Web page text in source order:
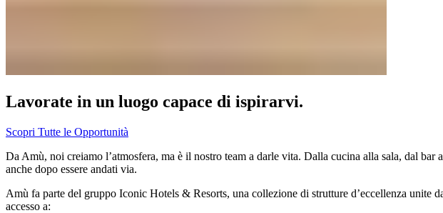
Lavorate in un luogo capace di ispirarvi.​​​​‌ ‍ ​‍​‍‌‍ ‌ ​‍‌‍‍‌‌‍‌ ‌‍‍‌‌‍ ‍​‍​‍​ ‍‍​‍​‍‌ ​ ‌‍​‌‌‍ ‍‌‍‍‌‌ ‌​‌ ‍‌​‍ ‍‌‍‍‌‌‍ ​‍​‍​‍ ​​‍​‍‌‍‍​‌ ​‍‌‍‌‌‌‍‌‍​‍​‍​ ‍‍​‍​‍‌‍‍​‌ ‌​‌ ‌​‌ ​​‌ ​ ​ ‍‍​‍ ​‍ ‌‍ ​​‍ ‌‌‍​‌‌‍ ‍‌‍‌​​‍ ‌‌ ​‍​‍ ‌‌‍‍​‌‍ ‌ ‌​‌‍‌‌‌‍ ​‌ ​ ​‍ ‌‌ ​ ‌ ‌​‌ ‌‌‌‍‌​‌‍‍‌‌‍ ​‍ ‍‌ ‌‍‌‍‌‌‌ ​‍‌‍​ ‌‍‌‌‌‍ ​​‍ ‍‌‍​‌‌ ​​‌ ​​​‍ ‌‍‍‌‌‍ ‍‌ ‌​‌‍‌‌‌‍ ‍‌ ‌​​‍ ‌‍‌‌‌‍‌​‌‍‍‌‌ ‌​​‍ ‌‍ ‌‌‍ ‌‍‌​‌‍‌‌​ ‌‌ ​​‌ ​‍‌‍‌‌‌ ​ ‌‍‌‌‌‍ ‍‌ ‌​‌‍​‌‌ ‌​‌‍‍‌‌‍ ‌‍ ‍​ ‍ ‌‍‍‌‌‍‌​​ ‌‌‍‌‍​ ​​​ ​‍‌‍‌​​ ​‌‌‍‌‍‌‍​‌‌‍‌​​‍ ‌‌‍​ ​ ‍​​ ​‍​ ​​​‍ ‌​ ‌​​ ‍​‌‍‌‌​ ‌‍​‍ ‌​ ‍​​ ‌‌‌‍​‌‌‍​‌​‍ ‌‌‍‌​‌‍‌​‌‍‌‍​ ‌‍​ ​ ​ ‌‌‌‍​‍​ ​‍‌‍‌​​ ​​​ ‌‍​ ‍‌​ ‍ ‌ ‌​‌ ‍‌‌ ​​‌‍‌‌​ ‌‌‍‍​‌‍ ‌ ‌​‌‍‌‌‌‍ ​‌‌​ ‌‍‍‌‌ ‌​‌‍‌‌‌‌​​‌‍​‌‌‍‌ ‌‍‌‌​ ‍ ‌ ​​‌‍​‌‌ ‌​‌‍‍​​ ‌‌ ​​‌‍​‌‌‍‌ ‌‍‌‌‌​​‍‌ ‌‌‌‍‍‌‌‍ ​‌‍‌​‌‍‌‌‌ ​‍​‍‌‌​ ‌‌‌​​‍‌‌ ‌‍‍ ‌‍‌‌‌ ‍‌​‍‌‌​ ​ ‌​‌​​‍‌‌​ ​ ‌​‌​​‍‌‌​ ​‍​ ​‍‌‍‌‌​ ‍‌‌‍​ ​ ​‍‌‍‌‌​ ​​​ ‍​​ ‌ ‌‍​‌​ ‌‍‌‍​ ​ ‍‌​‍‌‌​ ​‍​ ​‍​‍‌‌​ ‌‌‌​‌​​‍ ‍‌‍‍​‌‍‌‌‌‍​‌‌‍‌​‌‍‍‌‌‍ ‍‌‍‌ ​ ‌‍​‍‌‍​‌‌ ​ ‌‍‌‌‌‌‌‌‌ ​‍‌‍ ​​ ‌‌‍‍​‌ ‌​‌ ‌​‌ ​​‌ ​ ​‍‌‌​ ​ ‌​​‌​‍‌‌​ ​‍‌​‌‍​‍‌‌​ ​‍‌​‌‍‌‍ ​​‍ ‌‌‍​‌‌‍ ‍‌‍‌​​‍ ‌‌ ​‍​‍ ‌‌‍‍​‌‍ ‌ ‌​‌‍‌‌‌‍ ​‌ ​ ​‍ ‌‌ ​ ‌ ‌​‌ ‌‌‌‍‌​‌‍‍‌‌‍ ​‍ ‍‌ ‌‍‌‍‌‌‌ ​‍‌‍​ ‌‍‌‌‌‍ ​​‍ ‍‌‍​‌‌ ​​‌ ​​​‍‌‍‌‍‍‌‌‍‌​​ ‌‌‍‌‍​ ​​​ ​‍‌‍‌​​ ​‌‌‍‌‍‌‍​‌‌‍‌​​‍ ‌‌‍​ ​ ‍​​ ​‍​ ​​​‍ ‌​ ‌​​ ‍​‌‍‌‌​ ‌‍​‍ ‌​ ‍​​ ‌‌‌‍​‌‌‍​‌​‍ ‌‌‍‌​‌‍‌​‌‍‌‍​ ‌‍​ ​ ​ ‌‌‌‍​‍​ ​‍‌‍‌​​ ​​​ ‌‍​ ‍‌​‍‌‍‌ ‌​‌ ‍‌‌ ​​‌‍‌‌​ ‌‌‍‍​‌‍ ‌ ‌​‌‍‌‌‌‍ ​‌‌​ ‌‍‍‌‌ ‌​‌‍‌‌‌‌​​‌‍​‌‌‍‌ ‌‍‌‌​‍‌‍‌ ​​‌‍​‌‌ ‌​‌‍‍​​ ‌‌ ​​‌‍​‌‌‍‌ ‌‍‌‌‌​​‍‌ ‌‌‌‍‍‌‌‍ ​‌‍‌​‌‍‌‌‌ ​‍​‍‌‌​ ‌‌‌​​‍‌‌ ‌‍‍ ‌‍‌‌‌ ‍‌​‍‌‌​ ​ ‌​‌​​‍‌‌​ ​ ‌​‌​​‍‌‌​ ​‍​ ​‍‌‍‌‌​ ‍‌‌‍​ ​ ​‍‌‍‌‌​ ​​​ ‍​​ ‌ ‌‍​‌​ ‌‍‌‍​ ​ ‍‌​‍‌‌​ ​‍​ ​‍​‍‌‌​ ‌‌‌​‌​​‍ ‍‌‍‍​‌‍‌‌‌‍​‌‌‍‌​‌‍‍‌‌‍ ‍‌‍‌ ​‍‌‍‌ ​​‌‍‌‌‌ ​‍‌ ​ ‌ ​​‌‍‌‌‌‍​ ‌ ‌​‌‍‍‌‌ ‌‍‌‍‌‌​ ‌‌ ​​‌ ‌‌‌‍​‍‌‍ ​‌‍‍‌‌ ​ ‌‍‍​‌‍‌‌‌‍‌​​‍​‍‌ ‌
Scopri Tutte le Opportunità​​​​‌ ‍ ​‍​‍‌‍ ‌ ​‍‌‍‍‌‌‍‌ ‌‍‍‌‌‍ ‍​‍​‍​ ‍‍​‍​‍‌ ​ ‌‍​‌‌‍ ‍‌‍‍‌‌ ‌​‌ ‍‌​‍ ‍‌‍‍‌‌‍ ​‍​‍​‍ ​​‍​‍‌‍‍​‌ ​‍‌‍‌‌‌‍‌‍​‍​‍​ ‍‍​‍​‍‌‍‍​‌ ‌​‌ ‌​‌ ​​‌ ​ ​ ‍‍​‍ ​‍ ‌‍ ​​‍ ‌‌‍​‌‌‍ ‍‌‍‌​​‍ ‌‌ ​‍​‍ ‌‌‍‍​‌‍ ‌ ‌​‌‍‌‌‌‍ ​‌ ​ ​‍ ‌‌ ​ ‌ ‌​‌ ‌‌‌‍‌​‌‍‍‌‌‍ ​‍ ‍‌ ‌‍‌‍‌‌‌ ​‍‌‍​ ‌‍‌‌‌‍ ​​‍ ‍‌‍​‌‌ ​​‌ ​​​‍ ‌‍‍‌‌‍ ‍‌ ‌​‌‍‌‌‌‍ ‍‌ ‌​​‍ ‌‍‌‌‌‍‌​‌‍‍‌‌ ‌​​‍ ‌‍ ‌‌‍ ‌‍‌​‌‍‌‌​ ‌‌ ​​‌ ​‍‌‍‌‌‌ ​ ‌‍‌‌‌‍ ‍‌ ‌​‌‍​‌‌ ‌​‌‍‍‌‌‍ ‌‍ ‍​ ‍ ‌‍‍‌‌‍‌​​ ‌‌‍‌‍​ ​​​ ​‍‌‍‌​​ ​‌‌‍‌‍‌‍​‌‌‍‌​​‍ ‌‌‍​ ​ ‍​​ ​‍​ ​​​‍ ‌​ ‌​​ ‍​‌‍‌‌​ ‌‍​‍ ‌​ ‍​​ ‌‌‌‍​‌‌‍​‌​‍ ‌‌‍‌​‌‍‌​‌‍‌‍​ ‌‍​ ​ ​ ‌‌‌‍​‍​ ​‍‌‍‌​​ ​​​ ‌‍​ ‍‌​ ‍ ‌ ‌​‌ ‍‌‌ ​​‌‍‌‌​ ‌‌‍‍​‌‍ ‌ ‌​‌‍‌‌‌‍ ​‌‌​ ‌‍‍‌‌ ‌​‌‍‌‌‌‌​​‌‍​‌‌‍‌ ‌‍‌‌​ ‍ ‌ ​​‌‍​‌‌ ‌​‌‍‍​​ ‌‌ ​​‌‍​‌‌‍‌ ‌‍‌‌‌​​‍‌ ‌‌‌‍‍‌‌‍ ​‌‍‌​‌‍‌‌‌ ​‍​‍‌‌​ ‌‌‌​​‍‌‌ ‌‍‍ ‌‍‌‌‌ ‍‌​‍‌‌​ ​ ‌​‌​​‍‌‌​ ​ ‌​‌​​‍‌‌​ ​‍​ ​‍‌‍‌‌​ ‍‌‌‍​ ​ ​‍‌‍‌‌​ ​​​ ‍​​ ‌ ‌‍​‌​ ‌‍‌‍​ ​ ‍‌​‍‌‌​ ​‍​ ​‍​‍‌‌​ ‌‌‌​‌​​‍ ‍‌ ​​‌ ​‍‌‍‍‌‌‍ ‌‌‍​‌‌ ​‍‌ ‍‌‌​​ ‌ ‌​‌‍​‌​‍ ‍‌‍ ​‌‍​‌‌‍​‍‌‍‌‌‌‍ ​​ ‌‍​‍‌‍​‌‌ ​ ‌‍‌‌‌‌‌‌‌ ​‍‌‍ ​​ ‌‌‍‍​‌ ‌​‌ ‌​‌ ​​‌ ​ ​‍‌‌​ ​ ‌​​‌​‍‌‌​ ​‍‌​‌‍​‍‌‌​ ​‍‌​‌‍‌‍ ​​‍ ‌‌‍​‌‌‍ ‍‌‍‌​​‍ ‌‌ ​‍​‍ ‌‌‍‍​‌‍ ‌ ‌​‌‍‌‌‌‍ ​‌ ​ ​‍ ‌‌ ​ ‌ ‌​‌ ‌‌‌‍‌​‌‍‍‌‌‍ ​‍ ‍‌ ‌‍‌‍‌‌‌ ​‍‌‍​ ‌‍‌‌‌‍ ​​‍ ‍‌‍​‌‌ ​​‌ ​​​‍‌‍‌‍‍‌‌‍‌​​ ‌‌‍‌‍​ ​​​ ​‍‌‍‌​​ ​‌‌‍‌‍‌‍​‌‌‍‌​​‍ ‌‌‍​ ​ ‍​​ ​‍​ ​​​‍ ‌​ ‌​​ ‍​‌‍‌‌​ ‌‍​‍ ‌​ ‍​​ ‌‌‌‍​‌‌‍​‌​‍ ‌‌‍‌​‌‍‌​‌‍‌‍​ ‌‍​ ​ ​ ‌‌‌‍​‍​ ​‍‌‍‌​​ ​​​ ‌‍​ ‍‌​‍‌‍‌ ‌​‌ ‍‌‌ ​​‌‍‌‌​ ‌‌‍‍​‌‍ ‌ ‌​‌‍‌‌‌‍ ​‌‌​ ‌‍‍‌‌ ‌​‌‍‌‌‌‌​​‌‍​‌‌‍‌ ‌‍‌‌​‍‌‍‌ ​​‌‍​‌‌ ‌​‌‍‍​​ ‌‌ ​​‌‍​‌‌‍‌ ‌‍‌‌‌​​‍‌ ‌‌‌‍‍‌‌‍ ​‌‍‌​‌‍‌‌‌ ​‍​‍‌‌​ ‌‌‌​​‍‌‌ ‌‍‍ ‌‍‌‌‌ ‍‌​‍‌‌​ ​ ‌​‌​​‍‌‌​ ​ ‌​‌​​‍‌‌​ ​‍​ ​‍‌‍‌‌​ ‍‌‌‍​ ​ ​‍‌‍‌‌​ ​​​ ‍​​ ‌ ‌‍​‌​ ‌‍‌‍​ ​ ‍‌​‍‌‌​ ​‍​ ​‍​‍‌‌​ ‌‌‌​‌​​‍ ‍‌ ​​‌ ​‍‌‍‍‌‌‍ ‌‌‍​‌‌ ​‍‌ ‍‌‌​​ ‌ ‌​‌‍​‌​‍ ‍‌‍ ​‌‍​‌‌‍​‍‌‍‌‌‌‍ ​​‍‌‍‌ ​​‌‍‌‌‌ ​‍‌ ​ ‌ ​​‌‍‌‌‌‍​ ‌ ‌​‌‍‍‌‌ ‌‍‌‍‌‌​ ‌‌ ​​‌ ‌‌‌‍​‍‌‍ ​‌‍‍‌‌ ​ ‌‍‍​‌‍‌‌‌‍‌​​‍​‍‌ ‌
Da Amù, noi creiamo l’atmosfera, ma è il nostro team a darle vita. Dalla cucina alla sala, dal
anche dopo essere andati via.​​​​‌ ‍ ​‍​‍‌‍ ‌ ​‍‌‍‍‌‌‍‌ ‌‍‍‌‌‍ ‍​‍​‍​ ‍‍​‍​‍‌ ​ ‌‍​‌‌‍ ‍‌‍‍‌‌ ‌​‌ ‍‌​‍ ‍‌‍‍‌‌‍ ​‍​‍​‍ ​​‍​‍‌‍‍​‌ ​‍‌‍‌‌‌‍‌‍​‍​‍​ ‍‍​‍​‍‌‍‍​‌ ‌​‌ ‌​‌ ​​‌ ​ ​ ‍‍​‍ ​‍ ‌‍ ​​‍ ‌‌‍​‌‌‍ ‍‌‍‌​​‍ ‌‌ ​‍​‍ ‌‌‍‍​‌‍ ‌ ‌​‌‍‌‌‌‍ ​‌ ​ ​‍ ‌‌ ​ ‌ ‌​‌ ‌‌‌‍‌​‌‍‍‌‌‍ ​‍ ‍‌ ‌‍‌‍‌‌‌ ​‍‌‍​ ‌‍‌‌‌‍ ​​‍ ‍‌‍​‌‌ ​​‌ ​​​‍ ‌‍‍‌‌‍ ‍‌ ‌​‌‍‌‌‌‍ ‍‌ ‌​​‍ ‌‍‌‌‌‍‌​‌‍‍‌‌ ‌​​‍ ‌‍ ‌‌‍ ‌‍‌​‌‍‌‌​ ‌‌ ​​‌ ​‍‌‍‌‌‌ ​ ‌‍‌‌‌‍ ‍‌ ‌​‌‍​‌‌ ‌​‌‍‍‌‌‍ ‌‍ ‍​ ‍ ‌‍‍‌‌‍‌​​ ‌‌‍‌‍​ ​​​ ​‍‌‍‌​​ ​‌‌‍‌‍‌‍​‌‌‍‌​​‍ ‌‌‍​ ​ ‍​​ ​‍​ ​​​‍ ‌​ ‌​​ ‍​‌‍‌‌​ ‌‍​‍ ‌​ ‍​​ ‌‌‌‍​‌‌‍​‌​‍ ‌‌‍‌​‌‍‌​‌‍‌‍​ ‌‍​ ​ ​ ‌‌‌‍​‍​ ​‍‌‍‌​​ ​​​ ‌‍​ ‍‌​ ‍ ‌ ‌​‌ ‍‌‌ ​​‌‍‌‌​ ‌‌‍‍​‌‍ ‌ ‌​‌‍‌‌‌‍ ​‌‌​ ‌‍‍‌‌ ‌​‌‍‌‌‌‌​​‌‍​‌‌‍‌ ‌‍‌‌​ ‍ ‌ ​​‌‍​‌‌ ‌​‌‍‍​​ ‌‌ ​​‌‍​‌‌‍‌ ‌‍‌‌‌​​‍‌ ‌‌‌‍‍‌‌‍ ​‌‍‌​‌‍‌‌‌ ​‍​‍‌‌​ ‌‌‌​​‍‌‌ ‌‍‍ ‌‍‌‌‌ ‍‌​‍‌‌​ ​ ‌​‌​​‍‌‌​ ​ ‌​‌​​‍‌‌​ ​‍​ ​‍‌‍‌‌​ ‍‌‌‍​ ​ ​‍‌‍‌‌​ ​​​ ‍​​ ‌ ‌‍​‌​ ‌‍‌‍​ ​ ‍‌​‍‌‌​ ​‍​ ​‍​‍‌‌​ ‌‌‌​‌​​‍ ‍‌‍​‍‌‍ ‌‍‌​‌ ‍‌​‍‌‌​ ‌‌‌​​‍‌‌ ‌‍‍ ‌‍‌‌‌ ‍‌​‍‌‌​ ​ ‌​‌​​‍‌‌​ ​ ‌​‌​​‍‌‌​ ​‍​ ​‍​ ‍​​ ​ ‌‍‌​​ ‌​‌‍‌‍​ ‌​‌‍​‌​ ‌​​ ‌‌​ ​‍​ ‍‌​ ​ ​‍‌‌​ ​‍​ ​‍​‍‌‌​ ‌‌‌​‌​​‍ ‍‌‍​ ‌‍‍​‌‍‍‌‌‍ ​‌‍‌​‌ ​‍‌‍‌‌‌‍ ‍​‍‌‌​ ‌‌‌​​‍‌‌ ‌‍‍ ‌‍‌‌‌ ‍‌​‍‌‌​ ​ ‌​‌​​‍‌‌​ ​ ‌​‌​​‍‌‌​ ​‍​ ​‍​ ​‍​ ‌​​ ​‌​ ‌ ‌‍‌​​ ‌​‌‍‌​​ ​ ​ ‌ ​ ​‍​ ​‍‌‍‌‍​‍‌‌​ ​‍​ ​‍​‍‌‌​ ‌‌‌​‌​​‍ ‍‌ ‌​‌‍‌‌‌ ‍​‌ ‌​​ ‌‍​‍‌‍​‌‌ ​ ‌‍‌‌‌‌‌‌‌ ​‍‌‍ ​​ ‌‌‍‍​‌ ‌​‌ ‌​‌ ​​‌ ​ ​‍‌‌​ ​ ‌​​‌​‍‌‌​ ​‍‌​‌‍​‍‌‌​ ​‍‌​‌‍‌‍ ​​‍ ‌‌‍​‌‌‍ ‍‌‍‌​​‍ ‌‌ ​‍​‍ ‌‌‍‍​‌‍ ‌ ‌​‌‍‌‌‌‍ ​‌ ​ ​‍ ‌‌ ​ ‌ ‌​‌ ‌‌‌‍‌​‌‍‍‌‌‍ ​‍ ‍‌ ‌‍‌‍‌‌‌ ​‍‌‍​ ‌‍‌‌‌‍ ​​‍ ‍‌‍​‌‌ ​​‌ ​​​‍‌‍‌‍‍‌‌‍‌​​ ‌‌‍‌‍​ ​​​ ​‍‌‍‌​​ ​‌‌‍‌‍‌‍​‌‌‍‌​​‍ ‌‌‍​ ​ ‍​​ ​‍​ ​​​‍ ‌​ ‌​​ ‍​‌‍‌‌​ ‌‍​‍ ‌​ ‍​​ ‌‌‌‍​‌‌‍​‌​‍ ‌‌‍‌​‌‍‌​‌‍‌‍​ ‌‍​ ​ ​ ‌‌‌‍​‍​ ​‍‌‍‌​​ ​​​ ‌‍​ ‍‌​‍‌‍‌ ‌​‌ ‍‌‌ ​​‌‍‌‌​ ‌‌‍‍​‌‍ ‌ ‌​‌‍‌‌‌‍ ​‌‌​ ‌‍‍‌‌ ‌​‌‍‌‌‌‌​​‌‍​‌‌‍‌ ‌‍‌‌​‍‌‍‌ ​​‌‍​‌‌ ‌​‌‍‍​​ ‌‌ ​​‌‍​‌‌‍‌ ‌‍‌‌‌​​‍‌ ‌‌‌‍‍‌‌‍ ​‌‍‌​‌‍‌‌‌ ​‍​‍‌‌​ ‌‌‌​​‍‌‌ ‌‍‍ ‌‍‌‌‌ ‍‌​‍‌‌​ ​ ‌​‌​​‍‌‌​ ​ ‌​‌​​‍‌‌​ ​‍​ ​‍‌‍‌‌​ ‍‌‌‍​ ​ ​‍‌‍‌‌​ ​​​ ‍​​ ‌ ‌‍​‌​ ‌‍‌‍​ ​ ‍‌​‍‌‌​ ​‍​ ​‍​‍‌‌​ ‌‌‌​‌​​‍ ‍‌‍​‍‌‍ ‌‍‌​‌ ‍‌​‍‌‌​ ‌‌‌​​‍‌‌ ‌‍‍ ‌‍‌‌‌ ‍‌​‍‌‌​ ​ ‌​‌​​‍‌‌​ ​ ‌​‌​​‍‌‌​ ​‍​ ​‍​ ‍​​ ​ ‌‍‌​​ ‌​‌‍‌‍​ ‌​‌‍​‌​ ‌​​ ‌‌​ ​‍​ ‍‌​ ​ ​‍‌‌​ ​‍​ ​‍​‍‌‌​ ‌‌‌​‌​​‍ ‍‌‍​ ‌‍‍​‌‍‍‌‌‍ ​‌‍‌​‌ ​‍‌‍‌‌‌‍ ‍​‍‌‌​ ‌‌‌​​‍‌‌ ‌‍‍ ‌‍‌‌‌ ‍‌​‍‌‌​ ​ ‌​‌​​‍‌‌​ ​ ‌​‌​​‍‌‌​ ​‍​ ​‍​ ​‍​ ‌​​ ​‌​ ‌ ‌‍‌​​ ‌​‌‍‌​​ ​ ​ ‌ ​ ​‍​ ​‍‌‍‌‍​‍‌‌​ ​‍​ ​‍​‍‌‌​ ‌‌‌​‌​​‍ ‍‌ ‌​‌‍‌‌‌ ‍​‌ ‌​​‍‌‍‌ ​​‌‍‌‌‌ ​‍‌ ​ ‌ ​​‌‍‌‌‌‍​ ‌ ‌​‌‍‍‌‌ ‌‍‌‍‌‌​ ‌‌ ​​‌ ‌‌‌‍​‍‌‍ ​‌‍‍‌‌ ​ ‌‍‍​‌‍‌‌‌‍‌​​‍​‍‌ ‌
Amù fa parte del gruppo Iconic Hotels & Resorts, una collezione di strutture d’eccellenza unite
accesso a:​​​​‌ ‍ ​‍​‍‌‍ ‌ ​‍‌‍‍‌‌‍‌ ‌‍‍‌‌‍ ‍​‍​‍​ ‍‍​‍​‍‌ ​ ‌‍​‌‌‍ ‍‌‍‍‌‌ ‌​‌ ‍‌​‍ ‍‌‍‍‌‌‍ ​‍​‍​‍ ​​‍​‍‌‍‍​‌ ​‍‌‍‌‌‌‍‌‍​‍​‍​ ‍‍​‍​‍‌‍‍​‌ ‌​‌ ‌​‌ ​​‌ ​ ​ ‍‍​‍ ​‍ ‌‍ ​​‍ ‌‌‍​‌‌‍ ‍‌‍‌​​‍ ‌‌ ​‍​‍ ‌‌‍‍​‌‍ ‌ ‌​‌‍‌‌‌‍ ​‌ ​ ​‍ ‌‌ ​ ‌ ‌​‌ ‌‌‌‍‌​‌‍‍‌‌‍ ​‍ ‍‌ ‌‍‌‍‌‌‌ ​‍‌‍​ ‌‍‌‌‌‍ ​​‍ ‍‌‍​‌‌ ​​‌ ​​​‍ ‌‍‍‌‌‍ ‍‌ ‌​‌‍‌‌‌‍ ‍‌ ‌​​‍ ‌‍‌‌‌‍‌​‌‍‍‌‌ ‌​​‍ ‌‍ ‌‌‍ ‌‍‌​‌‍‌‌​ ‌‌ ​​‌ ​‍‌‍‌‌‌ ​ ‌‍‌‌‌‍ ‍‌ ‌​‌‍​‌‌ ‌​‌‍‍‌‌‍ ‌‍ ‍​ ‍ ‌‍‍‌‌‍‌​​ ‌‌‍‌‍​ ​​​ ​‍‌‍‌​​ ​‌‌‍‌‍‌‍​‌‌‍‌​​‍ ‌‌‍​ ​ ‍​​ ​‍​ ​​​‍ ‌​ ‌​​ ‍​‌‍‌‌​ ‌‍​‍ ‌​ ‍​​ ‌‌‌‍​‌‌‍​‌​‍ ‌‌‍‌​‌‍‌​‌‍‌‍​ ‌‍​ ​ ​ ‌‌‌‍​‍​ ​‍‌‍‌​​ ​​​ ‌‍​ ‍‌​ ‍ ‌ ‌​‌ ‍‌‌ ​​‌‍‌‌​ ‌‌‍‍​‌‍ ‌ ‌​‌‍‌‌‌‍ ​‌‌​ ‌‍‍‌‌ ‌​‌‍‌‌‌‌​​‌‍​‌‌‍‌ ‌‍‌‌​ ‍ ‌ ​​‌‍​‌‌ ‌​‌‍‍​​ ‌‌ ​​‌‍​‌‌‍‌ ‌‍‌‌‌​​‍‌ ‌‌‌‍‍‌‌‍ ​‌‍‌​‌‍‌‌‌ ​‍​‍‌‌​ ‌‌‌​​‍‌‌ ‌‍‍ ‌‍‌‌‌ ‍‌​‍‌‌​ ​ ‌​‌​​‍‌‌​ ​ ‌​‌​​‍‌‌​ ​‍​ ​‍‌‍‌‌​ ‍‌‌‍​ ​ ​‍‌‍‌‌​ ​​​ ‍​​ ‌ ‌‍​‌​ ‌‍‌‍​ ​ ‍‌​‍‌‌​ ​‍​ ​‍​‍‌‌​ ‌‌‌​‌​​‍ ‍‌‍​‍‌‍ ‌‍‌​‌ ‍‌​‍‌‌​ ‌‌‌​​‍‌‌ ‌‍‍ ‌‍‌‌‌ ‍‌​‍‌‌​ ​ ‌​‌​​‍‌‌​ ​ ‌​‌​​‍‌‌​ ​‍​ ​‍​ ‍​​ ‍‌​ ‌ ​ ​ ​ ‍​​ ‌‍​ ​‌‌‍‌‌‌‍​ ​ ​​​ ‍‌‌‍‌​​‍‌‌​ ​‍​ ​‍​‍‌‌​ ‌‌‌​‌​​‍ ‍‌‍​ ‌‍‍​‌‍‍‌‌‍ ​‌‍‌​‌ ​‍‌‍‌‌‌‍ ‍​‍‌‌​ ‌‌‌​​‍‌‌ ‌‍‍ ‌‍‌‌‌ ‍‌​‍‌‌​ ​ ‌​‌​​‍‌‌​ ​ ‌​‌​​‍‌‌​ ​‍​ ​‍​ ​‍​ ‌​​ ​‌​ ‌ ‌‍‌​​ ‌​‌‍‌​​ ​ ​ ‌ ​ ​‍​ ​‍‌‍‌‍​‍‌‌​ ​‍​ ​‍​‍‌‌​ ‌‌‌​‌​​‍ ‍‌ ‌​‌‍‌‌‌ ‍​‌ ‌​​ ‌‍​‍‌‍​‌‌ ​ ‌‍‌‌‌‌‌‌‌ ​‍‌‍ ​​ ‌‌‍‍​‌ ‌​‌ ‌​‌ ​​‌ ​ ​‍‌‌​ ​ ‌​​‌​‍‌‌​ ​‍‌​‌‍​‍‌‌​ ​‍‌​‌‍‌‍ ​​‍ ‌‌‍​‌‌‍ ‍‌‍‌​​‍ ‌‌ ​‍​‍ ‌‌‍‍​‌‍ ‌ ‌​‌‍‌‌‌‍ ​‌ ​ ​‍ ‌‌ ​ ‌ ‌​‌ ‌‌‌‍‌​‌‍‍‌‌‍ ​‍ ‍‌ ‌‍‌‍‌‌‌ ​‍‌‍​ ‌‍‌‌‌‍ ​​‍ ‍‌‍​‌‌ ​​‌ ​​​‍‌‍‌‍‍‌‌‍‌​​ ‌‌‍‌‍​ ​​​ ​‍‌‍‌​​ ​‌‌‍‌‍‌‍​‌‌‍‌​​‍ ‌‌‍​ ​ ‍​​ ​‍​ ​​​‍ ‌​ ‌​​ ‍​‌‍‌‌​ ‌‍​‍ ‌​ ‍​​ ‌‌‌‍​‌‌‍​‌​‍ ‌‌‍‌​‌‍‌​‌‍‌‍​ ‌‍​ ​ ​ ‌‌‌‍​‍​ ​‍‌‍‌​​ ​​​ ‌‍​ ‍‌​‍‌‍‌ ‌​‌ ‍‌‌ ​​‌‍‌‌​ ‌‌‍‍​‌‍ ‌ ‌​‌‍‌‌‌‍ ​‌‌​ ‌‍‍‌‌ ‌​‌‍‌‌‌‌​​‌‍​‌‌‍‌ ‌‍‌‌​‍‌‍‌ ​​‌‍​‌‌ ‌​‌‍‍​​ ‌‌ ​​‌‍​‌‌‍‌ ‌‍‌‌‌​​‍‌ ‌‌‌‍‍‌‌‍ ​‌‍‌​‌‍‌‌‌ ​‍​‍‌‌​ ‌‌‌​​‍‌‌ ‌‍‍ ‌‍‌‌‌ ‍‌​‍‌‌​ ​ ‌​‌​​‍‌‌​ ​ ‌​‌​​‍‌‌​ ​‍​ ​‍‌‍‌‌​ ‍‌‌‍​ ​ ​‍‌‍‌‌​ ​​​ ‍​​ ‌ ‌‍​‌​ ‌‍‌‍​ ​ ‍‌​‍‌‌​ ​‍​ ​‍​‍‌‌​ ‌‌‌​‌​​‍ ‍‌‍​‍‌‍ ‌‍‌​‌ ‍‌​‍‌‌​ ‌‌‌​​‍‌‌ ‌‍‍ ‌‍‌‌‌ ‍‌​‍‌‌​ ​ ‌​‌​​‍‌‌​ ​ ‌​‌​​‍‌‌​ ​‍​ ​‍​ ‍​​ ‍‌​ ‌ ​ ​ ​ ‍​​ ‌‍​ ​‌‌‍‌‌‌‍​ ​ ​​​ ‍‌‌‍‌​​‍‌‌​ ​‍​ ​‍​‍‌‌​ ‌‌‌​‌​​‍ ‍‌‍​ ‌‍‍​‌‍‍‌‌‍ ​‌‍‌​‌ ​‍‌‍‌‌‌‍ ‍​‍‌‌​ ‌‌‌​​‍‌‌ ‌‍‍ ‌‍‌‌‌ ‍‌​‍‌‌​ ​ ‌​‌​​‍‌‌​ ​ ‌​‌​​‍‌‌​ ​‍​ ​‍​ ​‍​ ‌​​ ​‌​ ‌ ‌‍‌​​ ‌​‌‍‌​​ ​ ​ ‌ ​ ​‍​ ​‍‌‍‌‍​‍‌‌​ ​‍​ ​‍​‍‌‌​ ‌‌‌​‌​​‍ ‍‌ ‌​‌‍‌‌‌ ‍​‌ ‌​​‍‌‍‌ ​​‌‍‌‌‌ ​‍‌ ​ ‌ ​​‌‍‌‌‌‍​ ‌ ‌​‌‍‍‌‌ ‌‍‌‍‌‌​ ‌‌ ​​‌ ‌‌‌‍​‍‌‍ ​‌‍‍‌‌ ​ ‌‍‍​‌‍‌‌‌‍‌​​‍​‍‌ ‌